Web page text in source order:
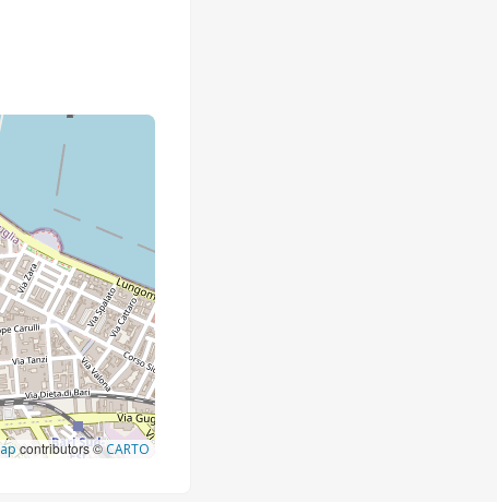
contributors ©CARTO